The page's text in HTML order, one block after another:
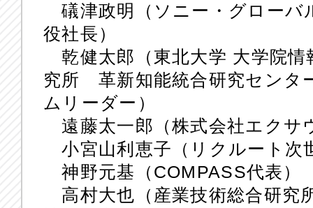
礒津政明（ソニー・グローバ
役社長）
乾健太郎（東北大学 大学院情
究所 革新知能統合研究セン
ムリーダー）
遠藤太一郎（株式会社エクサ
小宮山利恵子（リクルー
神野元基（COMPASS代表）
高村大也（産業技術総合研究